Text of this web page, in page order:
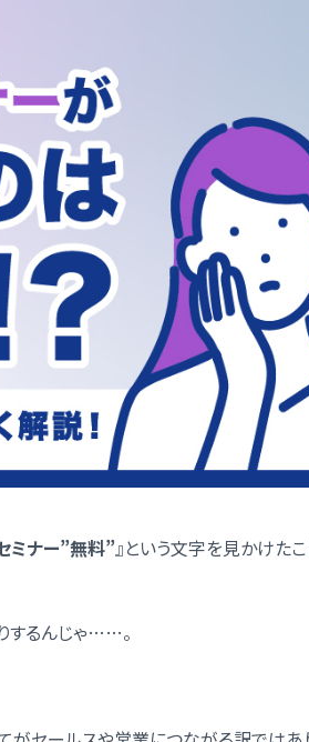
ミナー”無料”』という文字を見かけた
るんじゃ……。